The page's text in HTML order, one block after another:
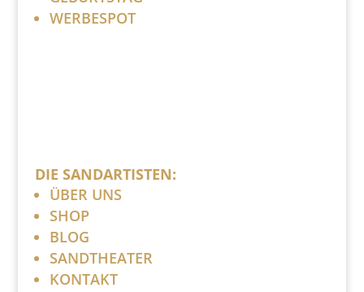
WERBESPOT
DIE SANDARTISTEN:
ÜBER UNS
SHOP
BLOG
SANDTHEATER
KONTAKT